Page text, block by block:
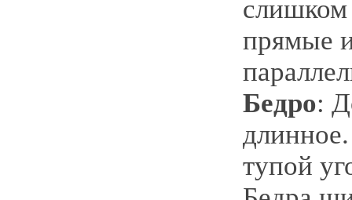
прямые
Бедро:
тупой